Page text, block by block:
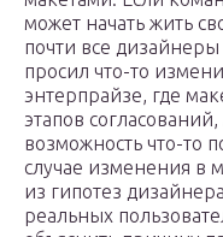
может начать жить
почти все
просил что-то
энтерпрайзе, где
этапов
возможность что-то
случае изменения в
из гипотез
реальных